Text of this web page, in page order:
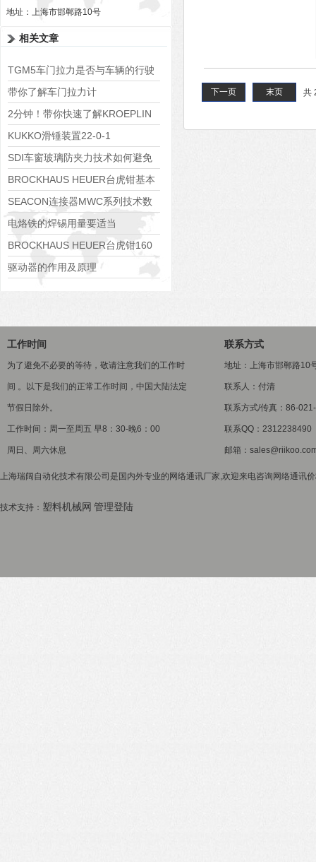
地址：上海市邯郸路10号
相关文章
TGM5车门拉力是否与车辆的行驶
速度有关？
带你了解车门拉力计
2分钟！带你快速了解KROEPLIN
卡规！
KUKKO滑锤装置22-0-1
SDI车窗玻璃防夹力技术如何避免
儿童和宠物发生事故？
BROCKHAUS HEUER台虎钳基本
操作,新手不得不看！
SEACON连接器MWC系列技术数
据
电烙铁的焊锡用量要适当
BROCKHAUS HEUER台虎钳160
描述
驱动器的作用及原理
共
下一页 末页
工作时间
为了避免不必要的等待，敬请注意我们的工作时
间 。以下是我们的正常工作时间，中国大陆法定
节假日除外。
工作时间：周一至周五 早8：30-晚6：00
周日、周六休息
联系方式
地址：上海市邯郸路10
联系人：付清
联系方式/传真：86-
联系QQ：2312238490
邮箱：
上海瑞阔自动化技术有限公司是国内外专业的网络通讯厂家,欢迎来电咨询网络通讯
技术支持： 塑料机械网 管理登陆